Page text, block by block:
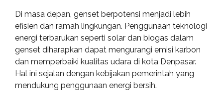
Di masa depan, genset berpotensi menjadi lebih
efisien dan ramah lingkungan. Penggunaan teknologi
energi terbarukan seperti solar dan biogas dalam
genset diharapkan dapat mengurangi emisi karbon
dan memperbaiki kualitas udara di kota Denpasar.
Hal ini sejalan dengan kebijakan pemerintah yang
mendukung penggunaan energi bersih.